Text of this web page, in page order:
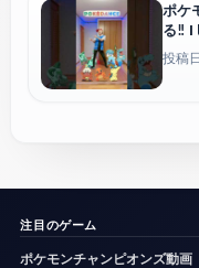
ポケ
る‼︎
投稿
注目のゲーム
ポケモンチャンピオンズ動画